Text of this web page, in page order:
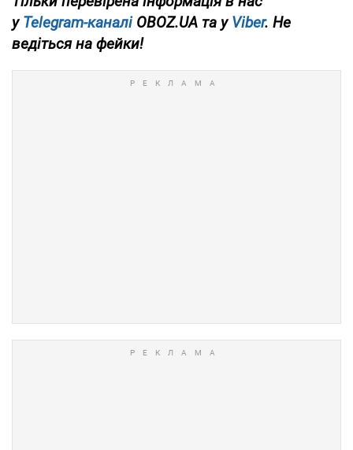
уTelegram-каналіOBOZ.UA та уViber. Не
ведіться на фейки!